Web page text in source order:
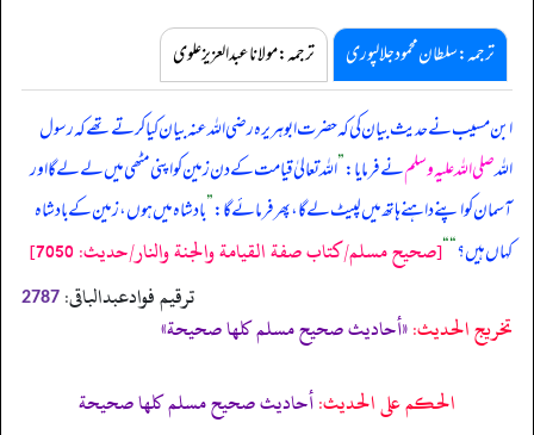
ترجمہ:سلطان محمود جلالپوری ترجمہ:مولانا عبدالعزیز علوی
ابن مسیب نے حدیث بیان کی کہ حضرت ابوہریرہ رضی اللہ عنہ بیان کیا کرتے تھے کہ رسول
اللہصلی اللہ علیہ وسلمنے فرمایا:”اللہ تعالیٰ قیامت کے دن زمین کو اپنی مٹھی میں لے لے گا اور
آسمان کو اپنے داہنے ہاتھ میں لپیٹ لے گا، پھر فرمائے گا:”بادشاہ میں ہوں، زمین کے بادشاہ
کہاں ہیں؟“
“[صحيح مسلم/كتاب صفة القيامة والجنة والنار/حدیث: 7050]
ترقیم فوادعبدالباقی: 2787
تخریج الحدیث:«أحاديث صحيح مسلم كلها صحيحة»
الحكم على الحديث:أحاديث صحيح مسلم كلها صحيحة